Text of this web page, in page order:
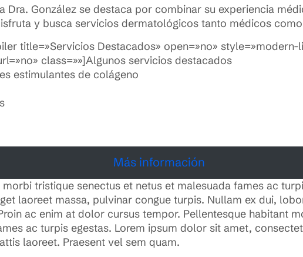
Dra. González se destaca por combinar su experiencia
y busca servicios dermatológicos tanto médicos
title=»Servicios Destacados» open=»no» style=»modern-
class=»»]Algunos servicios destacados
estimulantes de colágeno
Más información
tristique senectus et netus et malesuada fames ac
laoreet massa, pulvinar congue turpis. Nullam ex dui,
ac enim at dolor cursus tempor. Pellentesque habitant
ac turpis egestas. Lorem ipsum dolor sit amet,
laoreet. Praesent vel sem quam.